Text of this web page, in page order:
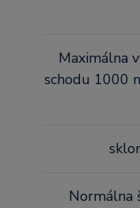
Maximálna
schodu 1000
Normálna